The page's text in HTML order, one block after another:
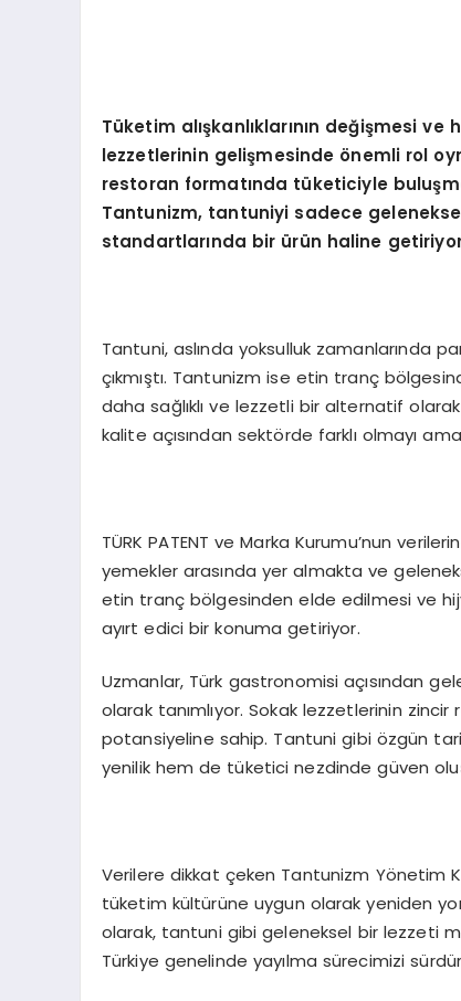
Tüketim alışkanlıklarının değişmesi ve
lezzetlerinin gelişmesinde önemli rol
restoran formatında tüketiciyle buluş
Tantunizm, tantuniyi sadece
standartlarında bir ürün haline
Tantuni, aslında yoksulluk zamanlarında
çıkmıştı. Tantunizm ise etin tranç
daha sağlıklı ve lezzetli bir alternatif
kalite açısından sektörde farklı olmayı
TÜRK PATENT ve Marka Kurumu’nun
yemekler arasında yer almakta ve
etin tranç bölgesinden elde edilmesi ve
ayırt edici bir konuma getiriyor.
Uzmanlar, Türk gastronomisi açısından
olarak tanımlıyor. Sokak lezzetlerinin
potansiyeline sahip. Tantuni gibi özgün
yenilik hem de tüketici nezdinde güven
Verilere dikkat çeken Tantunizm Yönetim
tüketim kültürüne uygun olarak yeniden
olarak, tantuni gibi geleneksel bir lezzeti
Türkiye genelinde yayılma sürecimizi